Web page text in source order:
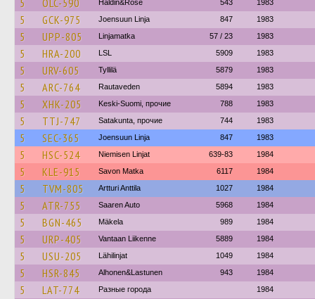
5 OLC-590 Haldin&Rose 543 1983
5 GCK-975 Joensuun Linja 847 1983
5 UPP-805 Linjamatka 57 / 23 1983
5 HRA-200 LSL 5909 1983
5 URV-605 Tyllilä 5879 1983
5 ARC-764 Rautaveden 5894 1983
5 XHK-205 Keski-Suomi, прочие 788 1983
5 TTJ-747 Satakunta, прочие 744 1983
5 SEC-365 Joensuun Linja 847 1983
5 HSC-524 Niemisen Linjat 639-83 1984
5 KLE-915 Savon Matka 6117 1984
5 TVM-805 Artturi Anttila 1027 1984
5 ATR-755 Saaren Auto 5968 1984
5 BGN-465 Mäkela 989 1984
5 URP-405 Vantaan Liikenne 5889 1984
5 USU-205 Lähilinjat 1049 1984
5 HSR-845 Alhonen&Lastunen 943 1984
5 LAT-774 Разные города 1984